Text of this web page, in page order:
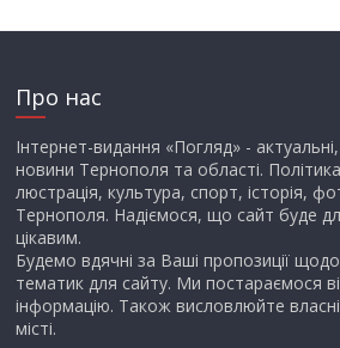
Про нас
Інтернет-видання «Погляд» - актуальні,
новини Тернополя та області.
люстрація, культура, спорт, історія,
Тернополя. Надіємося, що сайт буде
цікавим.
Будемо вдячні за Ваші пропозиції
тематик для сайту. Ми постараємося
інформацію. Також висловлюйте
місті.